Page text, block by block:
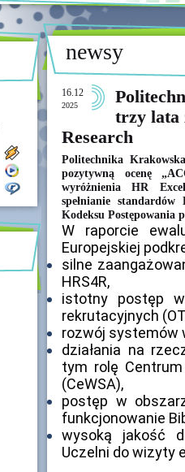
newsy
16.12
2025
trzy lata
Research
Politechnika
pozytywną ocenę
wyróżnienia HR
spełnianie
Kodeksu Postępowania
W raporcie
Europejskiej
silne
HRS4R,
istotny postęp
rekrutacyjnych
rozwój systemów
działania na
tym rolę
(CeWSA),
postęp w
funkcjonowanie
wysoką jakość
Uczelni do wizyty